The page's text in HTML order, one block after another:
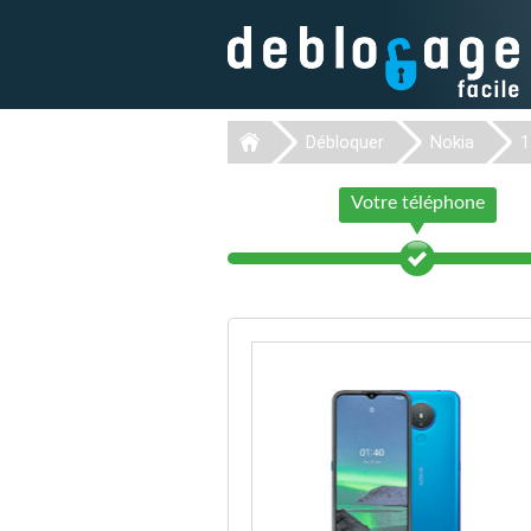
Débloquer Nokia
Votre téléphone